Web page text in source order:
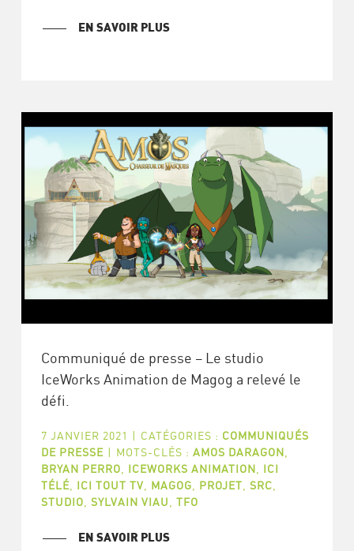
EN SAVOIR PLUS
Communiqué de presse – Le studio
IceWorks Animation de Magog a relevé le
défi.
7 JANVIER 2021 | CATÉGORIES : COMMUNIQUÉS
DE PRESSE | MOTS-CLÉS : AMOS DARAGON
BRYAN PERRO
ICEWORKS ANIMATION
ICI
TÉLÉ, ICI TOUT TV MAGOG PROJET SRC
STUDIO SYLVAIN VIAU TFO
EN SAVOIR PLUS